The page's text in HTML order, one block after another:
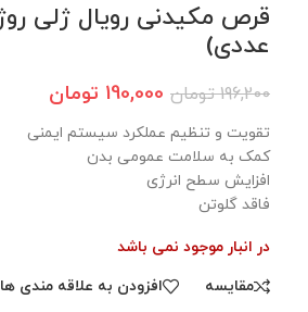
عددی)
196,200 تومان 190,000 تومان
تقویت و تنظیم عملکرد سیستم ایمنی
کمک به سلامت عمومی بدن
افزایش سطح انرژی
فاقد گلوتن
در انبار موجود نمی باشد
مقایسه
افزودن به علاقه مندی ها